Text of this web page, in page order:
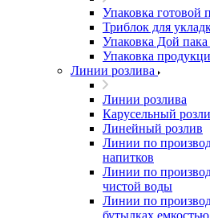
Упаковка готовой
Триблок для
Упаковка Дой пака
Упаковка
Линии розлива
Линии розлива
Карусельный
Линейный розлив
Линии по
напитков
Линии по
чистой воды
Линии по
бутылках